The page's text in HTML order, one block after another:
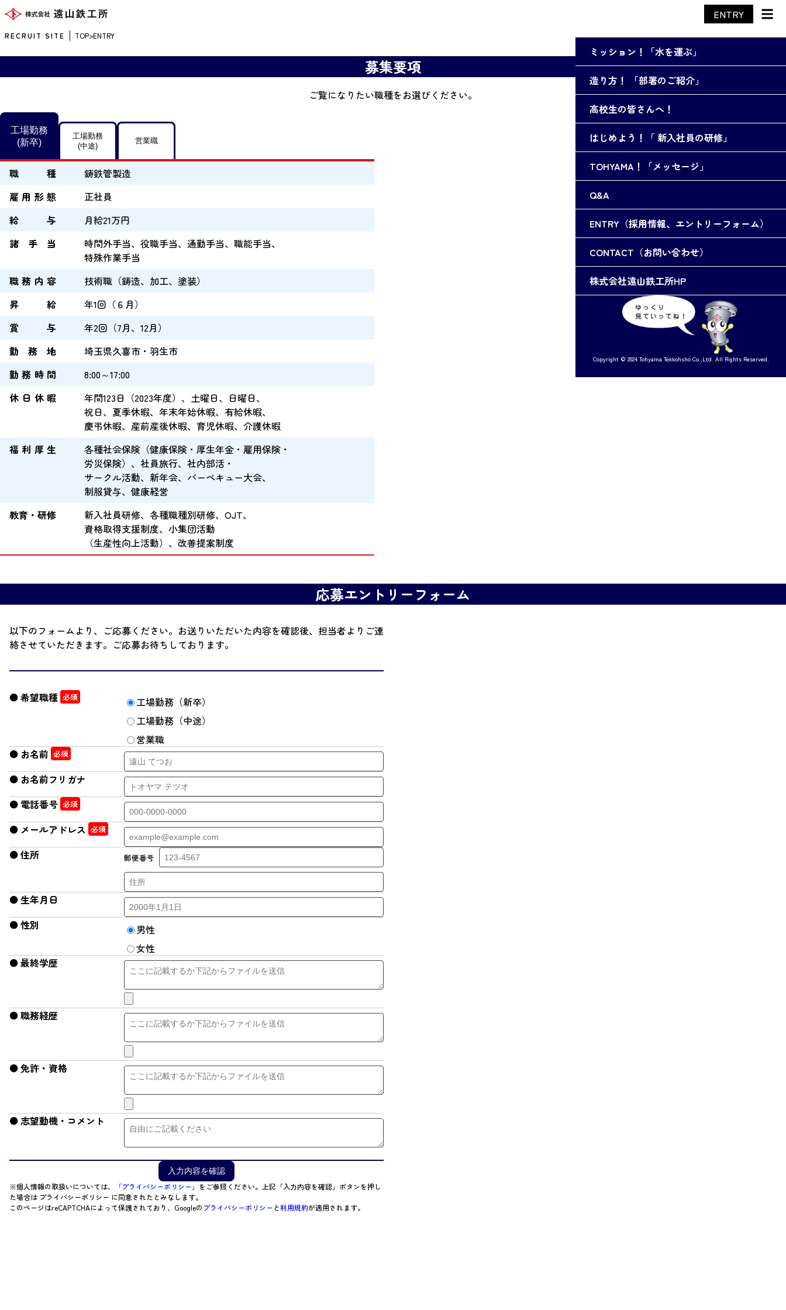
RECRUIT SITE TOP ENTRY
ENTRY
ミッション！「水を運ぶ」
造り方！ 「部署のご紹介」
高校生の皆さんへ！
はじめよう！「 新入社員の研修」
TOHYAMA！「メッセージ」
Q&A
ENTRY（採用情報、エントリーフォーム）
CONTACT（お問い合わせ）
株式会社遠山鉄工所HP
Copyright © 2024 Tohyama Tekkohsho Co.,Ltd. All Rights Reserved.
募集要項
ご覧になりたい職種をお選びください。
工場勤務
(新卒)
工場勤務
(中途)
営業職
職種
鋳鉄管製造
雇用形態
正社員
給与
月給21万円
諸手当
時間外手当、 役職手当、 通勤手当、 職能手当、
特殊作業手当
職務内容
技術職（鋳造、加工、塗装）
昇給
年1回（６月）
賞与
年2回（7月、12月）
勤務地
埼玉県久喜市・羽生市
勤務時間
8:00～17:00
休日休暇
年間123日（2023年度）、 土曜日、 日曜日、
祝日、 夏季休暇、 年末年始休暇、 有給休暇、
慶弔休暇、 産前産後休暇、 育児休暇、 介護休暇
福利厚生
各種社会保険（健康保険・厚生年金・雇用保険・
労災保険）、 社員旅行、 社内部活・
サークル活動、 新年会、 バーベキュー大会、
制服貸与、健康経営
教育・研修
新入社員研修、 各種職種別研修、 OJT、
資格取得支援制度、 小集団活動
（生産性向上活動）、 改善提案制度
応募エントリーフォーム
以下のフォームより、ご応募ください。お送りいただいた内容を確認後、担当者よりご連
絡させていただきます。ご応募お待ちしております。
希望職種
工場勤務（新卒）
工場勤務（中途）
営業職
お名前
お名前フリガナ
電話番号
メールアドレス
住所
郵便番号
生年月日
性別
男性
女性
最終学歴
職務経歴
免許・資格
志望動機・コメント
入力内容を確認
※個人情報の取扱いについては、 「プライバシーポリシー」 をご参照ください。上記「入力内容を確認」ボタンを押し
た場合は プライバシーポリシー に同意されたとみなします。
このページはreCAPTCHAによって保護されており、Googleの プライバシーポリシー と利用規約が適用されます。